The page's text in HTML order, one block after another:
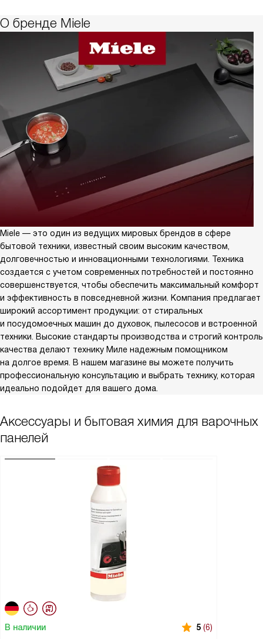
О бренде Miele
Miele — это один из ведущих мировых брендов в сфере
бытовой техники, известный своим высоким качеством,
долговечностью и инновационными технологиями. Техника
создается с учетом современных потребностей и постоянно
совершенствуется, чтобы обеспечить максимальный комфорт
и эффективность в повседневной жизни. Компания предлагает
широкий ассортимент продукции: от стиральных
и посудомоечных машин до духовок, пылесосов и встроенной
техники. Высокие стандарты производства и строгий контроль
качества делают технику Миле надежным помощником
на долгое время. В нашем магазине вы можете получить
профессиональную консультацию и выбрать технику, которая
идеально подойдет для вашего дома.
Аксессуары и бытовая химия для варочных
панелей
В наличии 5 (6)